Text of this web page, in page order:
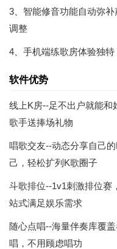
3、智能修音功能自动弥
调整
4、手机端练歌房体验独
软件优势
线上K房--足不出户就能和
歌手送捧场礼物
唱歌交友--动态分享自己
己，轻松扩列K歌圈子
斗歌排位--1v1刺激排位赛
站式满足娱乐需求
随心点唱--海量伴奏库覆
唱，不用顾虑唱功